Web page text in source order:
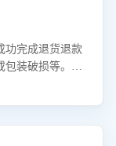
功完成退货退款
包装破损等。结